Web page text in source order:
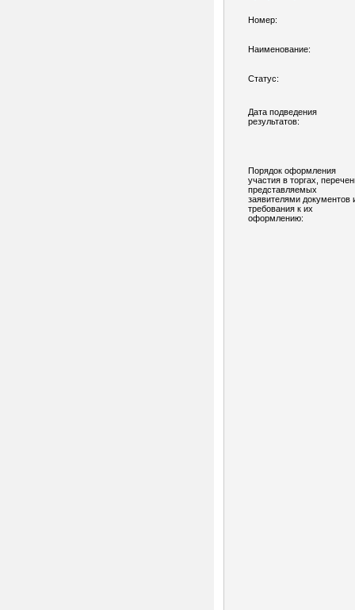
Номер:
Наименование:
Статус:
Дата подведения
результатов:
Порядок оформления
участия в торгах,
представляемых
заявителями документов
требования к их
оформлению: